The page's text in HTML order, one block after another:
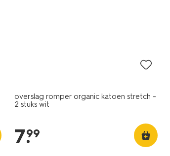
overslag romper organic katoen stretch -
2 stuks wit
7.
99